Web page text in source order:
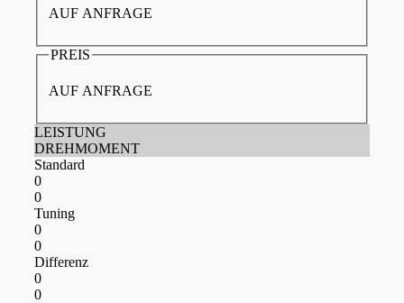
AUF ANFRAGE
PREIS
AUF ANFRAGE
LEISTUNG
DREHMOMENT
Standard
0
0
Tuning
0
0
Differenz
0
0